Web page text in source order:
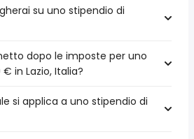
su uno stipendio di
dopo le imposte per uno
in Lazio, Italia?
si applica a uno stipendio di